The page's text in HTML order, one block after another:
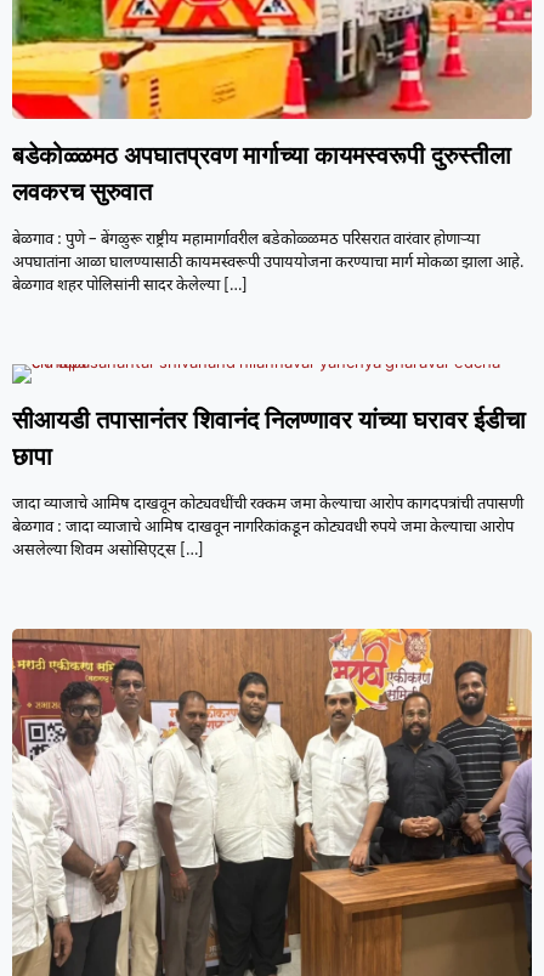
बडेकोळ्ळमठ अपघातप्रवण मार्गाच्या कायमस्वरूपी दुरुस्तीला
लवकरच सुरुवात
बेळगाव : पुणे – बेंगळुरू राष्ट्रीय महामार्गावरील बडेकोळ्ळमठ परिसरात वारंवार होणाऱ्या
अपघातांना आळा घालण्यासाठी कायमस्वरूपी उपाययोजना करण्याचा मार्ग मोकळा झाला आहे.
बेळगाव शहर पोलिसांनी सादर केलेल्या[…]
सीआयडी तपासानंतर शिवानंद निलण्णावर यांच्या घरावर ईडीचा
छापा
जादा व्याजाचे आमिष दाखवून कोट्यवधींची रक्कम जमा केल्याचा आरोप कागदपत्रांची तपासणी
बेळगाव : जादा व्याजाचे आमिष दाखवून नागरिकांकडून कोट्यवधी रुपये जमा केल्याचा आरोप
असलेल्या शिवम असोसिएट्स […]